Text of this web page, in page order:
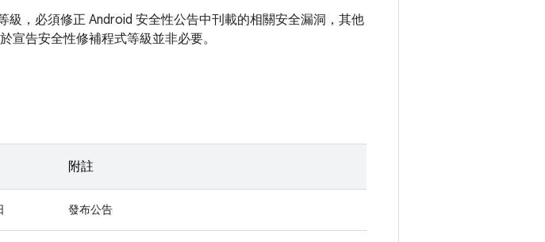
級，必須修正 Android 安全性公告中刊載的相關安全漏洞，其他
宣告安全性修補程式等級並非必要。
附註
發布公告